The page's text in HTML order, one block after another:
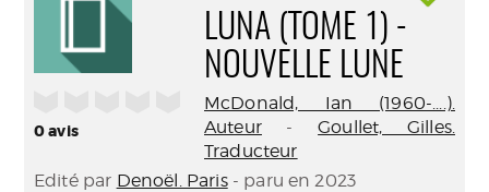
0avis
LUNA (TOME 1) -
NOUVELLE LUNE
McDonald, Ian (1960-....).
Auteur-Goullet, Gilles.
Traducteur
Edité par Denoël. Paris- paru en 2023